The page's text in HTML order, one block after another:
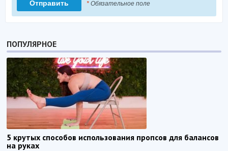
* Обязательное поле
ПОПУЛЯРНОЕ
5 крутых способов использования пропсов для балансов
на руках